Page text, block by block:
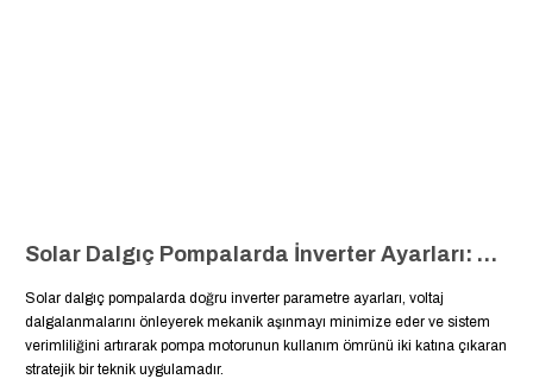
Solar Dalgıç Pompalarda İnverter Ayarları: Pompanızın Ömrünü İki Katına Çıkaracak Parametre Ayarları ⚙️
Solar dalgıç pompalarda doğru inverter parametre ayarları, voltaj
dalgalanmalarını önleyerek mekanik aşınmayı minimize eder ve sistem
verimliliğini artırarak pompa motorunun kullanım ömrünü iki katına çıkaran
stratejik bir teknik uygulamadır.